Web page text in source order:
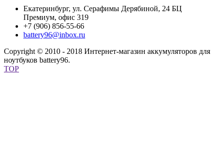
Екатеринбург, ул. Серафимы Дерябиной, 24 БЦ
Премиум, офис 319
+7 (906) 856-55-66
battery96@inbox.ru
Copyright © 2010 - 2018 Интернет-магазин аккумуляторов для
ноутбуков battery96.
TOP